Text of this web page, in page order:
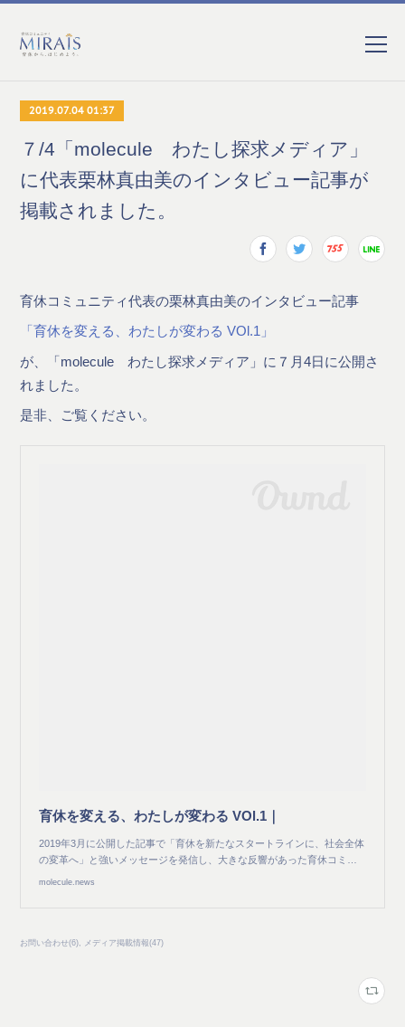
2019.07.04 01:37
７/4「molecule わたし探求メディア」
に代表栗林真由美のインタビュー記事が
掲載されました。
育休コミュニティ代表の栗林真由美のインタビュー記事
「育休を変える、わたしが変わる VOl.1」
が、「molecule わたし探求メディア」に７月4日に公開さ
れました。
是非、ご覧ください。
育休を変える、わたしが変わる VOl.1｜
2019年3月に公開した記事で「育休を新たなスタートラインに、社会全体
の変革へ」と強いメッセージを発信し、大きな反響があった育休コミ…
molecule.news
お問い合わせ(6) メディア掲載情報(47)